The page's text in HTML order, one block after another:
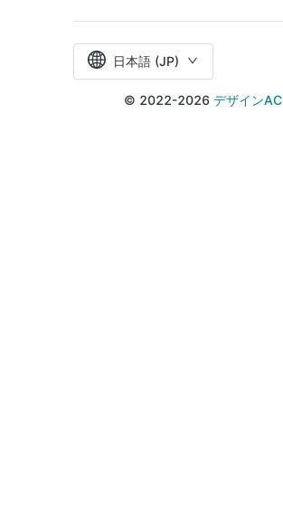
日本語 (JP)
© 2022-2026 デザインAC